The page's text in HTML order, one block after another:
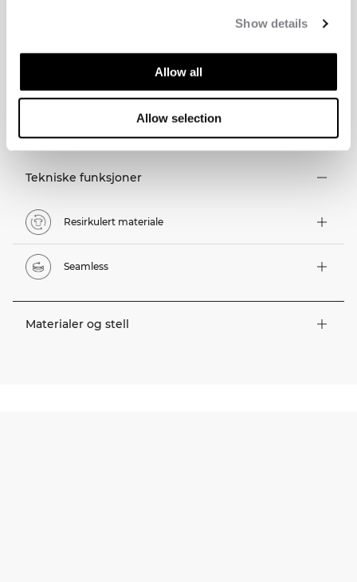
Show details
Allow all
Allow selection
TEKNISKE EGENSKAPER
Tekniske funksjoner
Resirkulert materiale
Seamless
Materialer og stell